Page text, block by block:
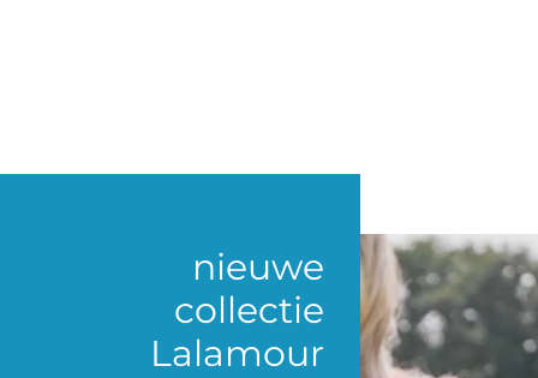
nieuwe
collectie
Lalamour